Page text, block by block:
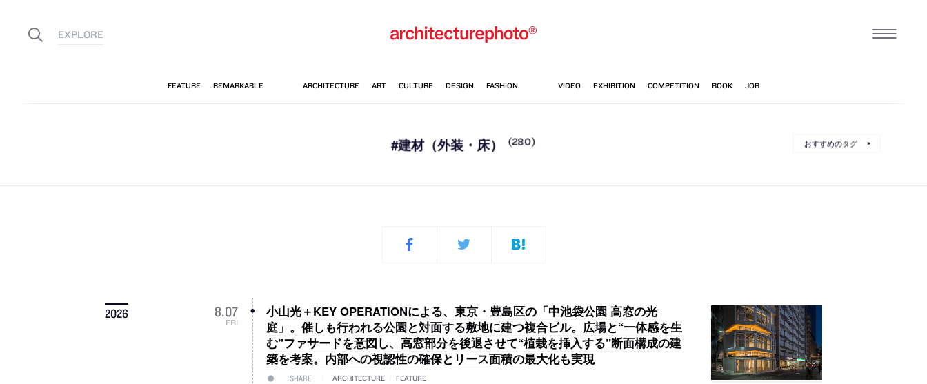
#建材（外装・床） (280) おすすめのタグ
2026 8.07
FRI
小山光＋KEY OPERATIONによる、東京・豊島区の「中池袋公園 高窓の光
庭」。催しも行われる公園と対面する敷地に建つ複合ビル。広場と“一体感を生
む”ファサードを意図し、高窓部分を後退させて“植栽を挿入する”断面構成の建
築を考案。内部への視認性の確保とリース面積の最大化も実現
SHARE ARCHITECTURE FEATURE